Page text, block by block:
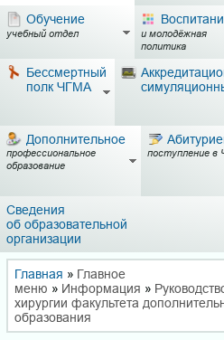
Обучение
учебный отдел
и молодёжная
политика
Бессмертный
полк ЧГМА
Дополнительное
профессиональное
образование
поступление в
Сведения
об образовательной
организации
Главная » Главное
меню » Информация »
хирургии факультета
образования